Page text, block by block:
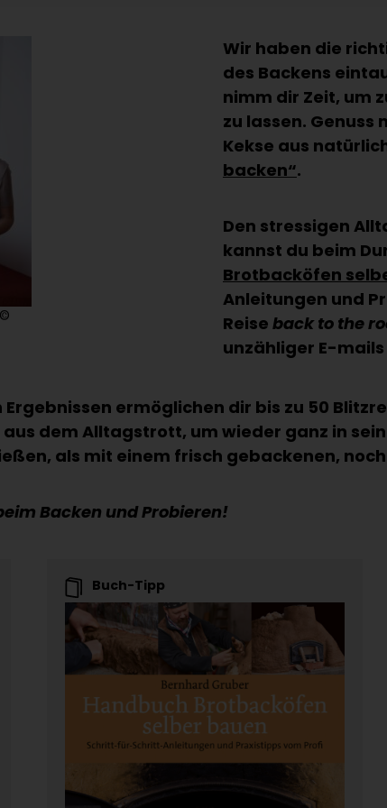
Wir haben die
des Backens
nimm dir Zeit, um
zu lassen. Genuss
Kekse aus
backen“.
Den stressigen
kannst du beim
Brotbacköfen
Anleitungen und
Reise back to the
unzähliger E-
ermöglichen dir bis zu 50
dem Alltagstrott, um wieder ganz in
als mit einem frisch gebackenen,
Backen und Probieren!
Buch-Tipp